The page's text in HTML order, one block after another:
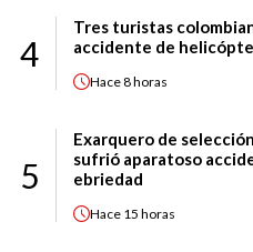
4
Tres turistas
accidente de
Hace8 horas
5
Exarquero de
sufrió aparatoso
ebriedad
Hace 15 horas